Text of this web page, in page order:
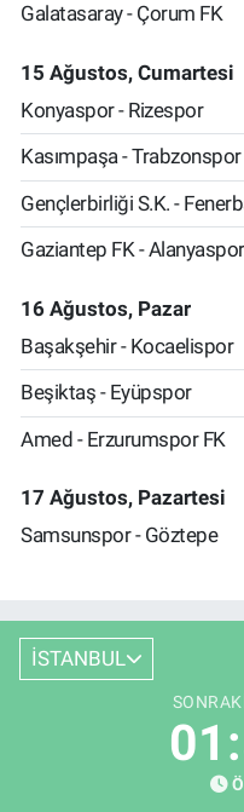
Galatasaray - Çorum FK
15 Ağustos, Cumartesi
Konyaspor - Rizespor
Kasımpaşa - Trabzonspor
Gençlerbirliği S.K. -
Gaziantep FK - Alanyaspor
16 Ağustos, Pazar
Başakşehir - Kocaelispor
Beşiktaş - Eyüpspor
Amed - Erzurumspor FK
17 Ağustos, Pazartesi
Samsunspor - Göztepe
İSTANBUL